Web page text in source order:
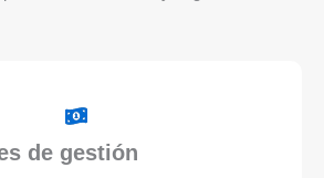
de gestión